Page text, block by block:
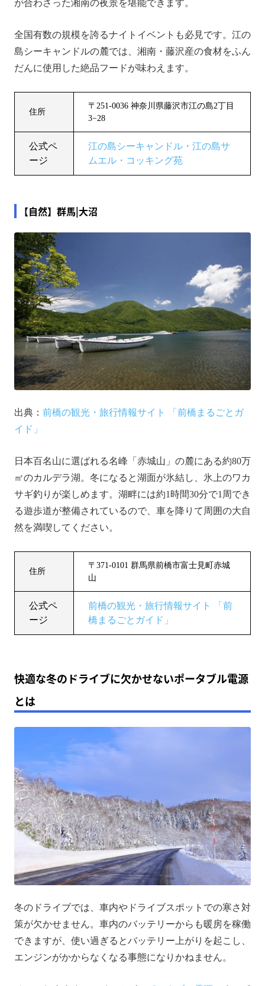
が合わさった湘南の夜景を堪能できます。
全国有数の規模を誇るナイトイベントも必見です。江の
島シーキャンドルの麓では、湘南・藤沢産の食材をふん
だんに使用した絶品フードが味わえます。
住所
〒251-0036 神奈川県藤沢市江の島2丁目
3−28
公式ペ
ージ
江の島シーキャンドル・江の島サ
ムエル・コッキング苑
【自然】群馬|大沼
出典： 前橋の観光・旅行情報サイト 「前橋まるごとガ
イド」
日本百名山に選ばれる名峰「赤城山」の麓にある約80万
㎡のカルデラ湖。冬になると湖面が氷結し、氷上のワカ
サギ釣りが楽しめます。湖畔には約1時間30分で1周でき
る遊歩道が整備されているので、車を降りて周囲の大自
然を満喫してください。
住所
〒371-0101 群馬県前橋市富士見町赤城
山
公式ペ
ージ
前橋の観光・旅行情報サイト 「前
橋まるごとガイド」
快適な冬のドライブに欠かせないポータブル電源
とは
冬のドライブでは、車内やドライブスポットでの寒さ対
策が欠かせません。車内のバッテリーからも暖房を稼働
できますが、使い過ぎるとバッテリー上がりを起こし、
エンジンがかからなくなる事態になりかねません。